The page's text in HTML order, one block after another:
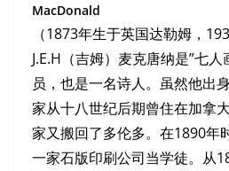
MacDonald
（1873年生于英国达勒姆，
J.E.H（吉姆）麦克唐纳是”七
员，也是一名诗人。虽然他出
家从十八世纪后期曾住在加拿
家又搬回了多伦多。在1890年
一家石版印刷公司当学徒。从